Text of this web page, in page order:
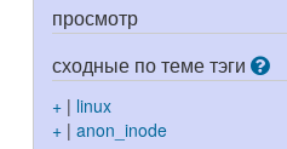
просмотр
сходные по теме тэги
+| linux
+| anon_inode